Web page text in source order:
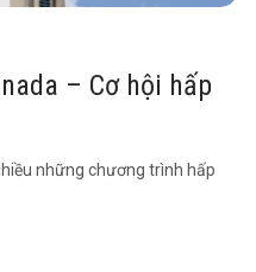
– Cơ hội hấp
những chương trình hấp